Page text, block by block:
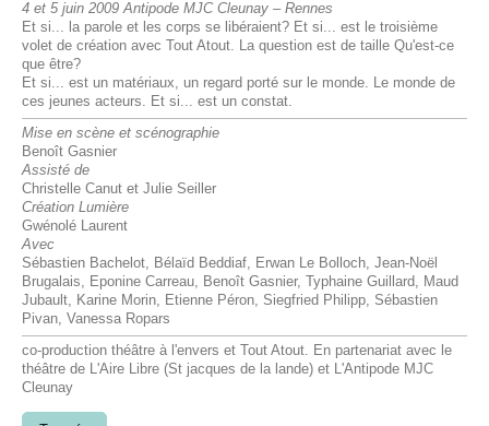
4 et 5 juin 2009 Antipode MJC Cleunay – Rennes
Et si... la parole et les corps se libéraient? Et si... est le troisième
volet de création avec Tout Atout. La question est de taille Qu'est-ce
que être?
Et si... est un matériaux, un regard porté sur le monde. Le monde de
ces jeunes acteurs. Et si... est un constat.
Mise en scène et scénographie
Benoît Gasnier
Assisté de
Christelle Canut et Julie Seiller
Création Lumière
Gwénolé Laurent
Avec
Sébastien Bachelot, Bélaïd Beddiaf, Erwan Le Bolloch, Jean-Noël
Brugalais, Eponine Carreau, Benoît Gasnier, Typhaine Guillard, Maud
Jubault, Karine Morin, Etienne Péron, Siegfried Philipp, Sébastien
Pivan, Vanessa Ropars
co-production théâtre à l'envers et Tout Atout. En partenariat avec le
théâtre de L'Aire Libre (St jacques de la lande) et L'Antipode MJC
Cleunay